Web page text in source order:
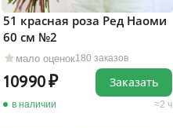
мало оценок180 заказов
51 красная роза Ред Наоми
60 см №2
10990
в наличии 2 ч
Заказать